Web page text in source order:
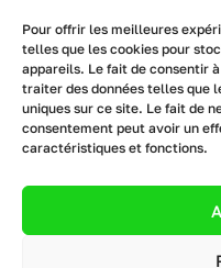
Pour offrir les meilleures
telles que les cookies pour
appareils. Le fait de consentir
traiter des données telles que
uniques sur ce site. Le fait de
consentement peut avoir un
caractéristiques et fonctions.
architectes
© 2023. All rights
Privacy Policy
Mentions légales
Création site internet
Copyright Menuiserie